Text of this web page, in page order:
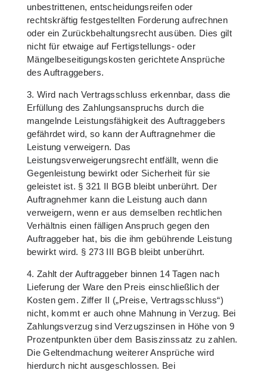
unbestrittenen, entscheidungsreifen oder
rechtskräftig festgestellten Forderung aufrechnen
oder ein Zurückbehaltungsrecht ausüben. Dies gilt
nicht für etwaige auf Fertigstellungs- oder
Mängelbeseitigungskosten gerichtete Ansprüche
des Auftraggebers.
3. Wird nach Vertragsschluss erkennbar, dass die
Erfüllung des Zahlungsanspruchs durch die
mangelnde Leistungsfähigkeit des Auftraggebers
gefährdet wird, so kann der Auftragnehmer die
Leistung verweigern. Das
Leistungsverweigerungsrecht entfällt, wenn die
Gegenleistung bewirkt oder Sicherheit für sie
geleistet ist. § 321 II BGB bleibt unberührt. Der
Auftragnehmer kann die Leistung auch dann
verweigern, wenn er aus demselben rechtlichen
Verhältnis einen fälligen Anspruch gegen den
Auftraggeber hat, bis die ihm gebührende Leistung
bewirkt wird. § 273 III BGB bleibt unberührt.
4. Zahlt der Auftraggeber binnen 14 Tagen nach
Lieferung der Ware den Preis einschließlich der
Kosten gem. Ziffer II („Preise, Vertragsschluss“)
nicht, kommt er auch ohne Mahnung in Verzug. Bei
Zahlungsverzug sind Verzugszinsen in Höhe von 9
Prozentpunkten über dem Basiszinssatz zu zahlen.
Die Geltendmachung weiterer Ansprüche wird
hierdurch nicht ausgeschlossen. Bei